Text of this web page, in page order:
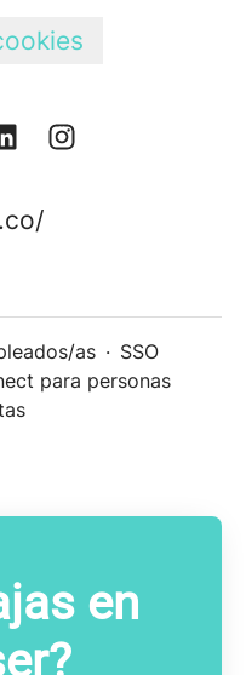
as · SSO
para personas
en